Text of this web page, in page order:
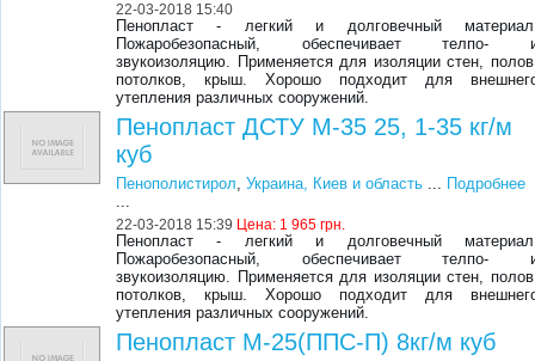
22-03-2018 15:40
Пенопласт - легкий и долговечный
Пожаробезопасный, обеспечивает телпо-
звукоизоляцию. Применяется для изоляции стен,
потолков, крыш. Хорошо подходит для
утепления различных сооружений.
Пенопласт ДСТУ М-35 25, 1-35 кг/м
куб
Пенополистирол,Украина, Киев и область ... Подробнее
...
22-03-2018 15:39 Цена: 1 965 грн.
Пенопласт - легкий и долговечный
Пожаробезопасный, обеспечивает телпо-
звукоизоляцию. Применяется для изоляции стен,
потолков, крыш. Хорошо подходит для
утепления различных сооружений.
Пенопласт М-25(ППС-П) 8кг/м куб